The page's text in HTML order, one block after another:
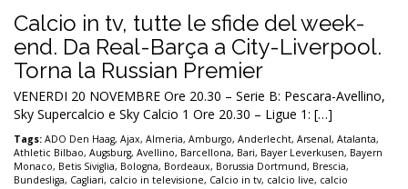
Calcio in tv, tutte le sfide del week-
end. Da Real-Barça a City-Liverpool.
Torna la Russian Premier
VENERDI 20 NOVEMBRE Ore 20.30 – Serie B: Pescara-Avellino,
Sky Supercalcio e Sky Calcio 1 Ore 20.30 – Ligue 1: […]
Tags: ADO Den Haag, Ajax, Almeria, Amburgo, Anderlecht, Arsenal, Atalanta,
Athletic Bilbao, Augsburg, Avellino, Barcellona, Bari, Bayer Leverkusen, Bayern
Monaco, Betis Siviglia, Bologna, Bordeaux, Borussia Dortmund, Brescia,
Bundesliga, Cagliari, calcio in televisione, Calcio in tv, calcio live, calcio